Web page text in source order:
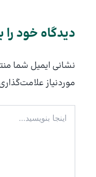
دیدگاه‌ خود
نشانی ایمیل شما
موردنیاز
اینجا
بنویسید…